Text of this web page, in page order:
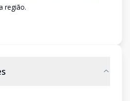
região.